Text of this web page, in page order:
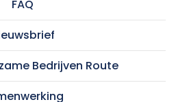
FAQ
Bedrijven Route